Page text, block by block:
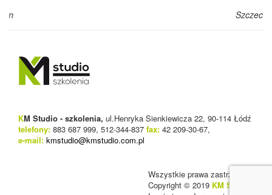
KM Studio - szkolenia, ul.Henryka Sienkiewicza 22, 90-114 Łódź
telefony: 883 687 999, 512-344-837 fax: 42 209-30-67,
e-mail: kmstudio@kmstudio.com.pl
Wszystkie prawa zastrzeżone
Copyright © 2019 KM Studio